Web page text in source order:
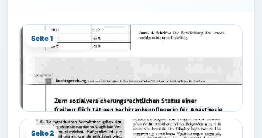
Seite 1
Seite 2